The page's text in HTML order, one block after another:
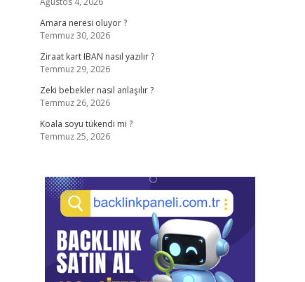
Amara neresi oluyor ?
Temmuz 30, 2026
Ziraat kart IBAN nasıl yazılır ?
Temmuz 29, 2026
Zeki bebekler nasıl anlaşılır ?
Temmuz 26, 2026
Koala soyu tükendi mi ?
Temmuz 25, 2026